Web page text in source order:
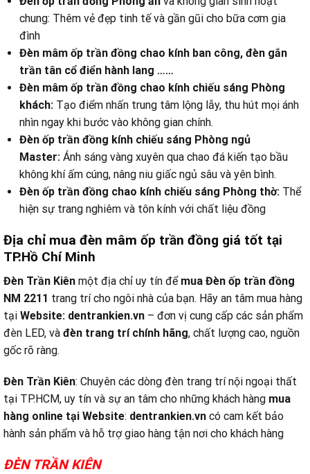
chung: Thêm vẻ đẹp tinh tế và gần gũi cho bữa cơm gia
đình
Đèn mâm ốp trần đồng chao kính ban công, đèn gắn
trần tân cổ điển hành lang ……
Đèn mâm ốp trần đồng chao kính chiếu sáng Phòng
khách: Tạo điểm nhấn trung tâm lộng lẫy, thu hút mọi ánh
nhìn ngay khi bước vào không gian chính.
Đèn ốp trần đồng kính chiếu sáng Phòng ngủ
Master: Ánh sáng vàng xuyên qua chao đá kiến tạo bầu
không khí ấm cúng, nâng niu giấc ngủ sâu và yên bình.
Đèn ốp trần đồng chao kính chiếu sáng Phòng thờ: Thể
hiện sự trang nghiêm và tôn kính với chất liệu đồng
Địa chỉ mua đèn mâm ốp trần đồng giá tốt tại
TP.Hồ Chí Minh
Đèn Trần Kiên một địa chỉ uy tín để mua Đèn ốp trần đồng
NM 2211 trang trí cho ngôi nhà của bạn. Hãy an tâm mua hàng
tại Website: dentrankien.vn – đơn vị cung cấp các sản phẩm
đèn LED, và đèn trang trí chính hãng, chất lượng cao, nguồn
gốc rõ ràng.
Đèn Trần Kiên: Chuyên các dòng đèn trang trí nội ngoại thất
tại TP.HCM, uy tín và sự an tâm cho những khách hàng mua
hàng online tại Website: dentrankien.vn có cam kết bảo
hành sản phẩm và hỗ trợ giao hàng tận nơi cho khách hàng
ĐÈN TRẦN KIÊN